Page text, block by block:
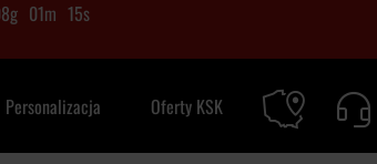
g 01m 14s
Personalizacja Oferty KSK